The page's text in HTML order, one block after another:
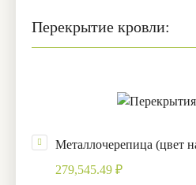
Перекрытие кровли:
Металлочерепица (цвет
279,545.49 ₽